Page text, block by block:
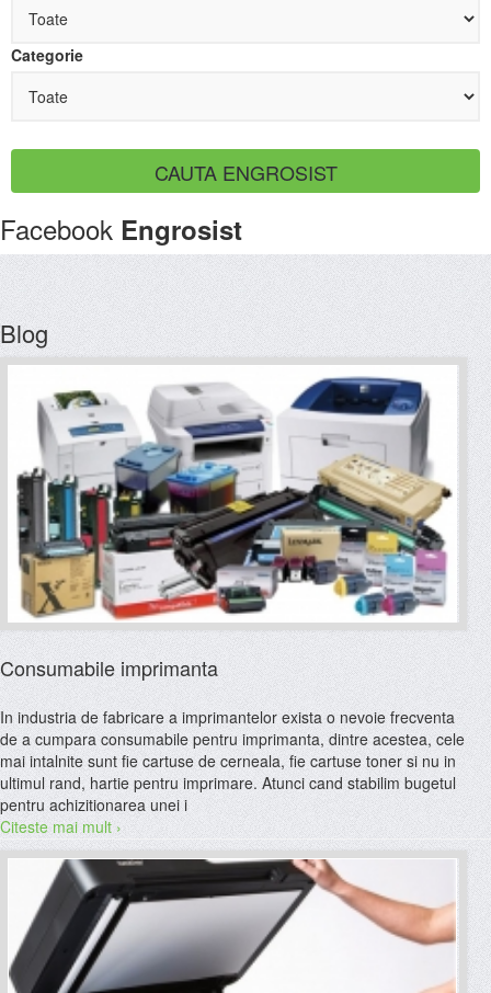
Categorie
Facebook Engrosist
Blog
Consumabile imprimanta
In industria de fabricare a imprimantelor exista o nevoie frecventa
de a cumpara consumabile pentru imprimanta, dintre acestea, cele
mai intalnite sunt fie cartuse de cerneala, fie cartuse toner si nu in
ultimul rand, hartie pentru imprimare. Atunci cand stabilim bugetul
pentru achizitionarea unei i
Citeste mai mult ›